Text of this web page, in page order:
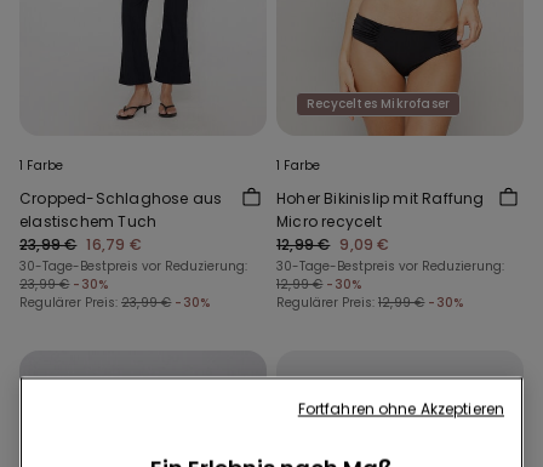
1 Farbe
Cropped-Schlaghose aus
elastischem Tuch
23,99 € 16,79 €
30-Tage-Bestpreis vor Reduzierung:
23,99 € -30%
Regulärer Preis: 23,99 € -30%
Recyceltes Mikrofaser
1 Farbe
Hoher Bikinislip mit Raffung
Micro recycelt
12,99 € 9,09 €
30-Tage-Bestpreis vor Reduzierung:
12,99 € -30%
Regulärer Preis: 12,99 € -30%
Fortfahren ohne Akzeptieren